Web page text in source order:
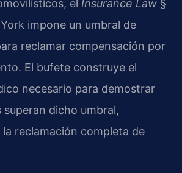
el Insurance Law §
impone un umbral de
reclamar compensación por
El bufete construye el
necesario para demostrar
superan dicho umbral,
reclamación completa de